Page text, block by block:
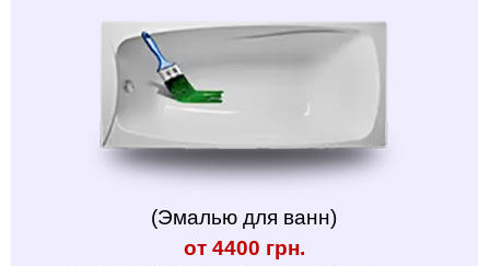
(Эмалью для ванн)
от 4400 грн.